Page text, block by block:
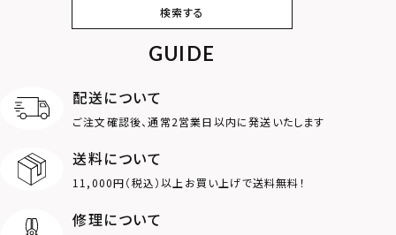
オンラインストア
ギフトボックス
MOTIF
ダブルリング
検索する
GUIDE
配送について
ご注文確認後、通常2営業日以内に発送いたします
送料について
11,000円（税込）以上お買い上げで送料無料！
修理について